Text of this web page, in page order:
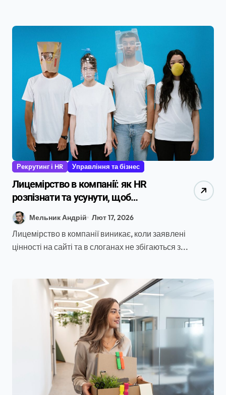
Рекрутинг і HR Управління та бізнес
Лицемірство в компанії: як HR
розпізнати та усунути, щоб
зберегти команду
Мельник Андрій Лют 17, 2026
Лицемірство в компанії виникає, коли заявлені
цінності на сайті та в слоганах не збігаються з...